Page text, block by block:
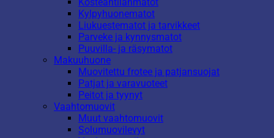
Kylpyhuonematot
Liukuestematot ja tarvikkeet
Parveke ja kynnysmatot
Puuvilla- ja räsymatot
Makuuhuone
Muovitettu frotee ja patjansuojat
Patjat ja varavuoteet
Peitot ja tyynyt
Vaahtomuovit
Muut vaahtomuovit
Solumuovilevyt